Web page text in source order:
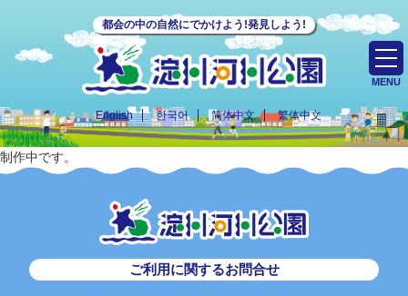
都会の中の自然にでかけよう!発見しよう!
English 한국어 简体中文 繁体中文
MENU
制作中です。
ご利用に関するお問合せ